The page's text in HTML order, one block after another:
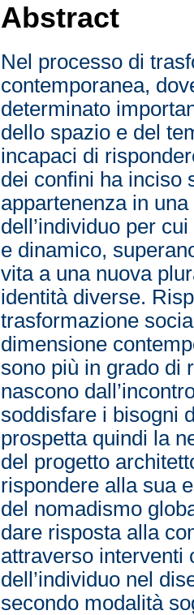
Abstract
Nel processo di
contemporanea,
determinato
dello spazio e del
incapaci di
dei confini ha inciso
appartenenza in
dell’individuo per
e dinamico,
vita a una nuova
identità diverse.
trasformazione
dimensione
sono più in grado di
nascono
soddisfare i bisogni
prospetta quindi la
del progetto
rispondere alla sua
del nomadismo
dare risposta alla
attraverso interventi
dell’individuo nel
secondo modalità